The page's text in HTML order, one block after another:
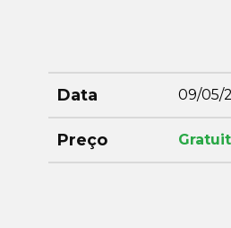
Data 09/05/
Preço